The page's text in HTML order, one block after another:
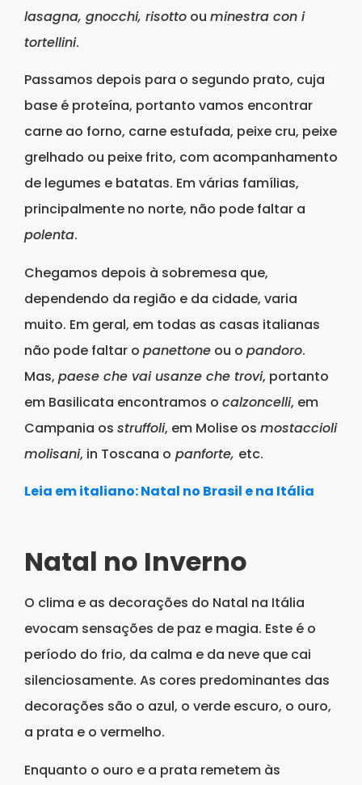
lasagna, gnocchi, risotto ou minestra con i
tortellini.
Passamos depois para o segundo prato, cuja
base é proteína, portanto vamos encontrar
carne ao forno, carne estufada, peixe cru, peixe
grelhado ou peixe frito, com acompanhamento
de legumes e batatas. Em várias famílias,
principalmente no norte, não pode faltar a
polenta.
Chegamos depois à sobremesa que,
dependendo da região e da cidade, varia
muito. Em geral, em todas as casas italianas
não pode faltar o panettone ou o pandoro.
Mas, paese che vai usanze che trovi, portanto
em Basilicata encontramos o calzoncelli, em
Campania os struffoli, em Molise os mostaccioli
molisani, in Toscana o panforte, etc.
Leia em italiano: Natal no Brasil e na Itália
Natal no Inverno
O clima e as decorações do Natal na Itália
evocam sensações de paz e magia. Este é o
período do frio, da calma e da neve que cai
silenciosamente. As cores predominantes das
decorações são o azul, o verde escuro, o ouro,
a prata e o vermelho.
Enquanto o ouro e a prata remetem às